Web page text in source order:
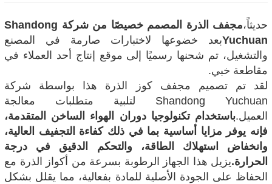
حديثاً،
مجفف الذرة المصمم خصيصًا من شركة Shandong
Yuchuanبعد خضوعها لاختبارات صارمة في المصنع
والتشغيل، تم شحنها رسميًا إلى موقع إنتاج أحد العملاء في
مقاطعة خبي.
لقد تم تصميم مجفف كوز الذرة هذا بواسطة شركة
Shandong Yuchuan لتلبية متطلبات معالجة
العميل.باستخدام تكنولوجيا دوران الهواء الساخن المتقدمة،
فإنه يوفر مزايا أساسية بما في ذلك كفاءة التجفيف العالية،
وانخفاض استهلاك الطاقة، والتحكم الدقيق في درجة
الحرارة.يزيل هذا الجهاز الرطوبة بسرعة من أكواز الذرة مع
الحفاظ على الجودة الأصلية للمادة بفعالية، مما يقلل بشكل